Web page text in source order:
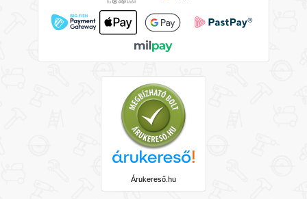
Árukereső.hu